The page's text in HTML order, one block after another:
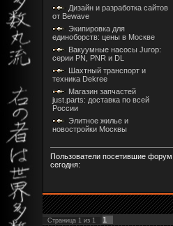
Дизайн и разработка сайтов
от Bewave
Экипировка для
единоборств: цены в Москве
Вакуумные насосы Jurop:
серии PN, PNR и DL
Шахтный транспорт и
техника Dekree
Магазин запчастей
just.parts: доставка по всей
России
Элитное жилье и
новостройки Москвы
Пользователи посетившие форум
сегодня:
Страница 1 из 1 1